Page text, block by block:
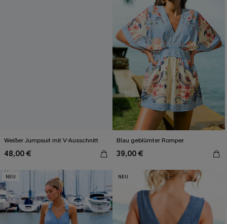
Weißer Jumpsuit mit V-Ausschnitt
48,00 €
Blau geblümter Romper
39,00 €
NEU NEU